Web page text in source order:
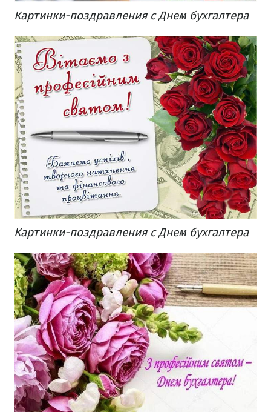
Картинки-поздравления с Днем бухгалтера
Картинки-поздравления с Днем бухгалтера